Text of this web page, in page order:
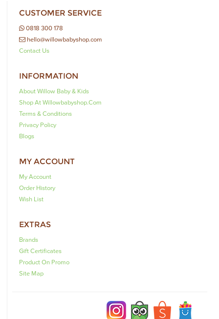
CUSTOMER SERVICE
0818 300 178
hello@willowbabyshop.com
Contact Us
INFORMATION
About Willow Baby & Kids
Shop At Willowbabyshop.com
Terms & Conditions
Privacy Policy
Blogs
MY ACCOUNT
My Account
Order History
Wish List
EXTRAS
Brands
Gift Certificates
Product On Promo
Site Map